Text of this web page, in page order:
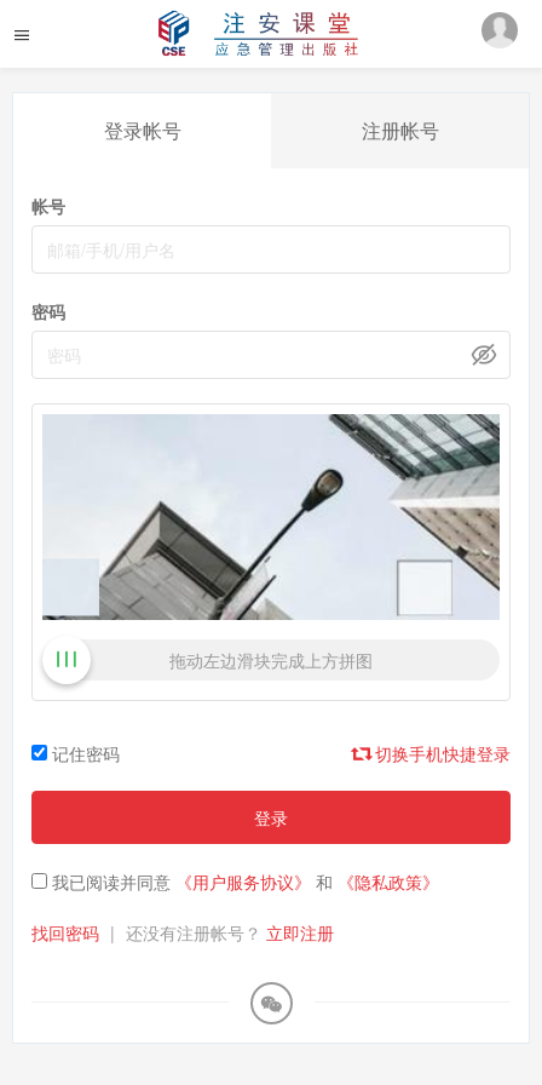
登录帐号 注册帐号
帐号
密码
拖动左边滑块完成上方拼图
记住密码 切换手机快捷登录
登录
我已阅读并同意 《用户服务协议》 和 《隐私政策》
找回密码 | 还没有注册帐号？ 立即注册